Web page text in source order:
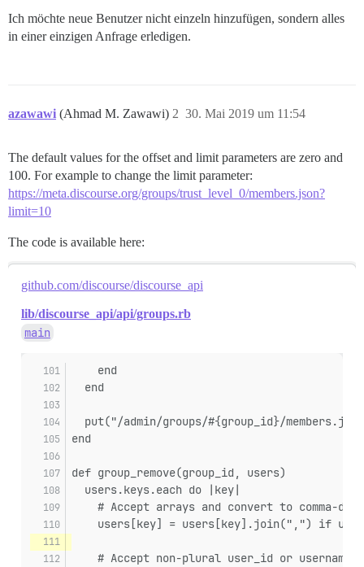
Ich möchte neue Benutzer nicht einzeln hinzufügen, sondern alles
in einer einzigen Anfrage erledigen.
azawawi (Ahmad M. Zawawi) 30. Mai 2019 um 11:54
2
The default values for the offset and limit parameters are zero and
100. For example to change the limit parameter:
https://meta.discourse.org/groups/trust_level_0/members.json?
limit=10
The code is available here:
github.com/discourse/discourse_api
lib/discourse_api/api/groups.rb
main
    end
  end
put("/admin/groups/#{group_id}/
end
def group_remove(group_id, users)
  users.keys.each do |key|
# Accept arrays and convert to comma-
users[key] = users[key].join(",") if
# Accept non-plural user_id or